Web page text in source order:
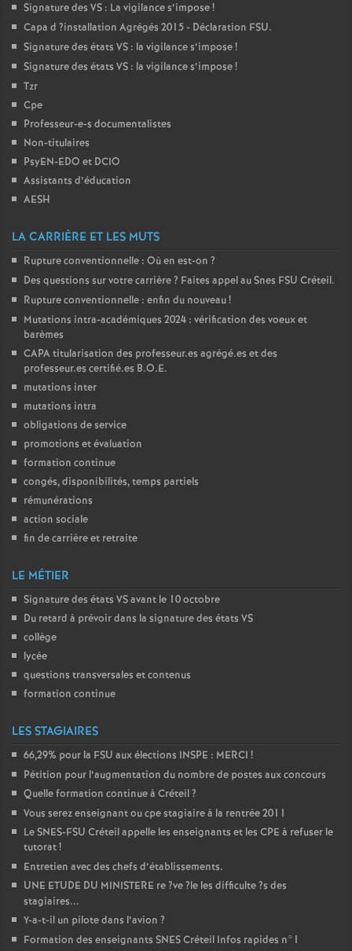
Signature des VS : La vigilance s’impose!
Capa d ?installation Agrégés 2015 - Déclaration FSU.
Signature des états VS : la vigilance s’impose!
Signature des états VS : la vigilance s’impose!
Tzr
Cpe
Professeur-e-s documentalistes
Non-titulaires
PsyEN-EDO et DCIO
Assistants d’éducation
AESH
LA CARRIÈRE ET LES MUTS
Rupture conventionnelle : Où en est-on ?
Des questions sur votre carrière? Faites appel au Snes FSU Créteil.
Rupture conventionnelle : enfin du nouveau!
Mutations intra-académiques 2024 : vérification des voeux et
barèmes
CAPAtitularisation des professeur.es agrégé.es et des
professeur.es certifié.es B.O.E.
mutations inter
mutations intra
obligations de service
promotions et évaluation
formation continue
congés, disponibilités, temps partiels
rémunérations
action sociale
fin de carrière et retraite
LE MÉTIER
Signature des états VSavant le 10 octobre
Du retard à prévoir dans la signature des états VS
collège
lycée
questions transversales et contenus
formation continue
LES STAGIAIRES
66,29% pour la FSU aux élections INSPE : MERCI !
Pétition pour l’augmentation du nombre de postes aux concours
Quelle formation continue à Créteil?
Vous serez enseignant ou cpe stagiaire à la rentrée 2011
LeSNES-FSU Créteil appelle les enseignants et les CPE à refuser le
tutorat!
Entretien avec des chefs d’établissements.
UNE ETUDE DU MINISTERE re?ve?le les difficulte?s des
stagiaires...
Y-a-t-il un pilote dans l’avion ?
Formation des enseignants SNESCréteil Infos rapides n°1